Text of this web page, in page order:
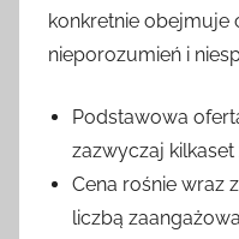
konkretnie obejmuje
nieporozumień i
Podstawowa
zazwyczaj kilkaset
Cena rośnie wraz
liczbą